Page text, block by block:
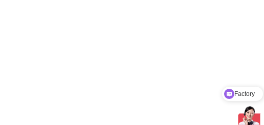
Product Catalog